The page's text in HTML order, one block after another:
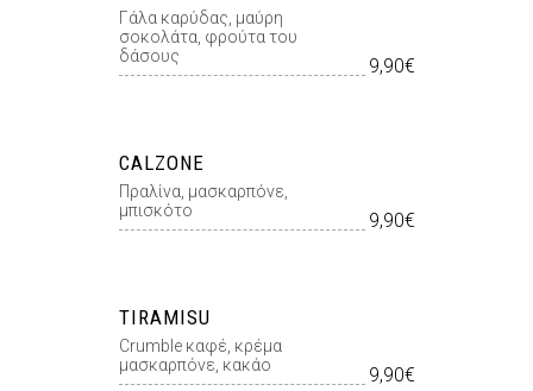
Γάλα καρύδας, µαύρη
σοκολάτα, φρούτα του
δάσους
9,90€
CALZONE
Πραλίνα, μασκαρπόνε,
μπισκότο
9,90€
TIRAMISU
Crumble καφέ, κρέμα
μασκαρπόνε, κακάο
9,90€